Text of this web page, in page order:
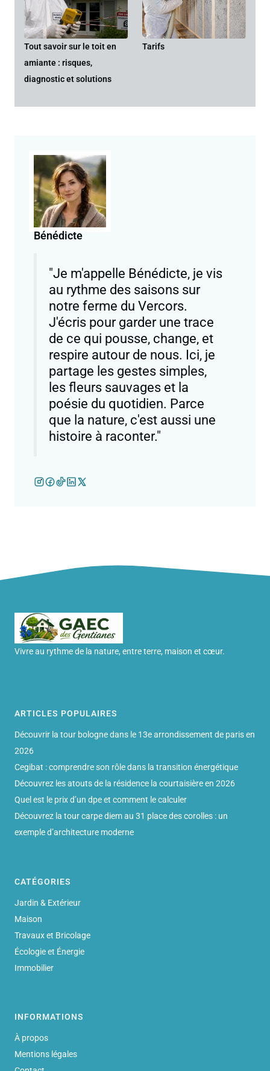
Tout savoir sur le toit en
amiante : risques,
diagnostic et solutions
Tarifs
Bénédicte
"Je m'appelle Bénédicte, je vis
au rythme des saisons sur
notre ferme du Vercors.
J'écris pour garder une trace
de ce qui pousse, change, et
respire autour de nous. Ici, je
partage les gestes simples,
les fleurs sauvages et la
poésie du quotidien. Parce
que la nature, c'est aussi une
histoire à raconter."
Vivre au rythme de la nature, entre terre, maison et cœur.
ARTICLES POPULAIRES
Découvrir la tour bologne dans le 13e arrondissement de paris en
2026
Cegibat : comprendre son rôle dans la transition énergétique
Découvrez les atouts de la résidence la courtaisière en 2026
Quel est le prix d’un dpe et comment le calculer
Découvrez la tour carpe diem au 31 place des corolles : un
exemple d’architecture moderne
CATÉGORIES
Jardin & Extérieur
Maison
Travaux et Bricolage
Écologie et Énergie
Immobilier
INFORMATIONS
À propos
Mentions légales